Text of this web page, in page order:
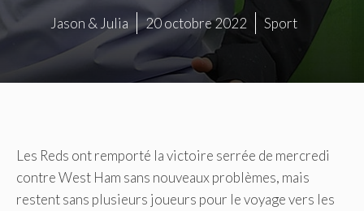
Jason & Julia 20 octobre 2022 Sport
Les Reds ont remporté la victoire serrée de mercredi
contre West Ham sans nouveaux problèmes, mais
restent sans plusieurs joueurs pour le voyage vers les